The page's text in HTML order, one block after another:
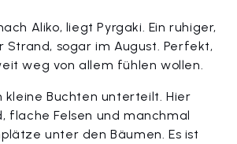
Aliko, liegt Pyrgaki. Ein ruhiger,
sogar im August. Perfekt,
weg von allem fühlen wollen.
kleine Buchten unterteilt. Hier
flache Felsen und manchmal
unter den Bäumen. Es ist